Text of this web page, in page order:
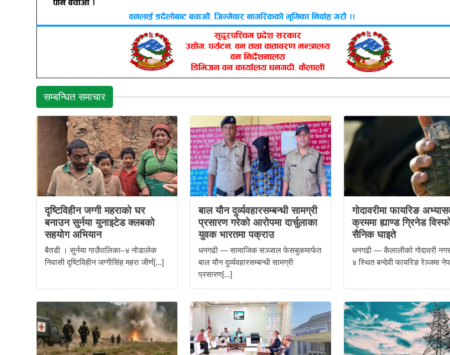
सम्बन्धित समाचार
दृष्टिविहीन जग्गी महराको घर
बनाउन सुर्नया युनाइटेड क्लबको
सहयोग अभियान
बैतडी । सुर्नया गाउँपालिका–४ नोडालेक
निवासी दृष्टिविहीन जग्गीसिंह महरा जीर्ण[...]
बाल यौन दुर्व्यवहारसम्बन्धी सामग्री
प्रसारण गरेको आरोपमा दार्चुलाका
युवक भारतमा पक्राउ
धनगढी — सामाजिक सञ्जाल फेसबुकमार्फत
बाल यौन दुर्व्यवहारसम्बन्धी सामग्री
प्रसारण[...]
गोदावरीमा फायरिङ
क्रममा ह्याण्ड ग्रिनेड
सैनिक घाइते
धनगढी — कैलालीको गोदावरी
४ स्थित बन्देवी फायरिङ रेञ्जमा